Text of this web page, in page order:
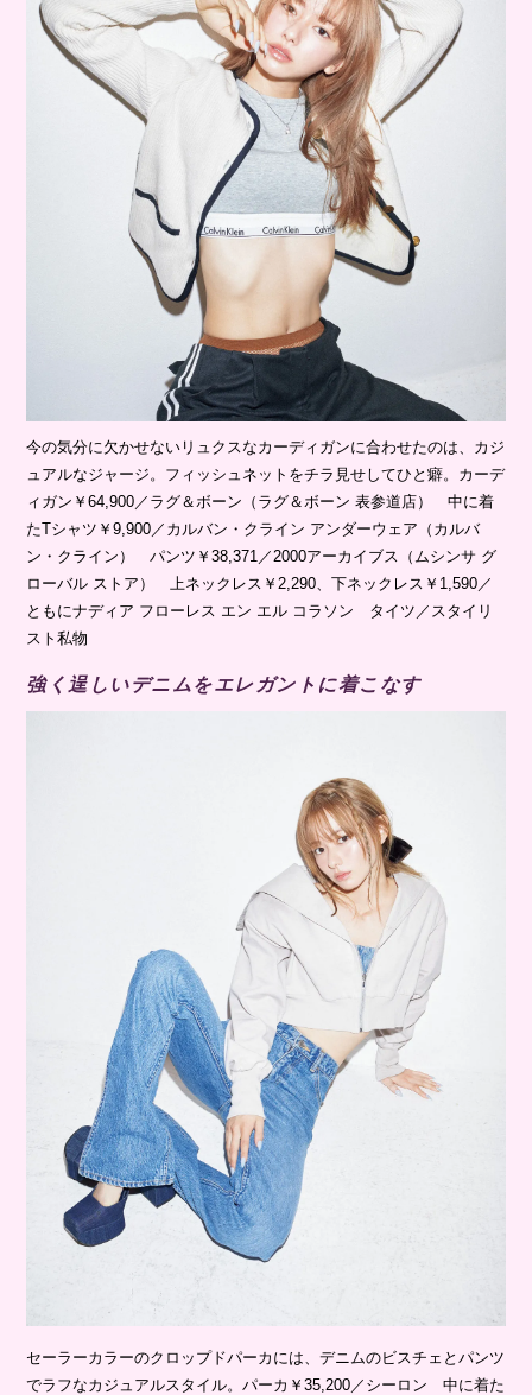
今の気分に欠かせないリュクスなカーディガンに合わせたのは、カジ
ュアルなジャージ。フィッシュネットをチラ見せしてひと癖。カーデ
ィガン￥64,900／ラグ＆ボーン（ラグ＆ボーン 表参道店） 中に着
たTシャツ￥9,900／カルバン・クライン アンダーウェア（カルバ
ン・クライン） パンツ￥38,371／2000アーカイブス（ムシンサ グ
ローバル ストア） 上ネックレス￥2,290、下ネックレス￥1,590／
ともにナディア フローレス エン エル コラソン タイツ／スタイリ
スト私物
強く逞しいデニムをエレガントに着こなす
セーラーカラーのクロップドパーカには、デニムのビスチェとパンツ
でラフなカジュアルスタイル。パーカ￥35,200／シーロン 中に着た